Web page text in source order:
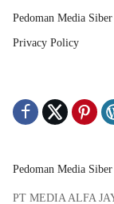
Pedoman Media Siber
Privacy Policy
Pedoman Media Siber
PT MEDIA ALFA